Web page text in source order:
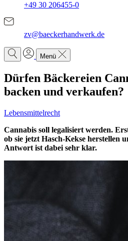
+49 30 206455-0
zv@baeckerhandwerk.de
Menü
Dürfen Bäckereien
backen und verkaufen?
Lebensmittelrecht
Cannabis soll legalisiert werden.
ob sie jetzt Hasch-Kekse herstellen
Antwort ist dabei sehr klar.